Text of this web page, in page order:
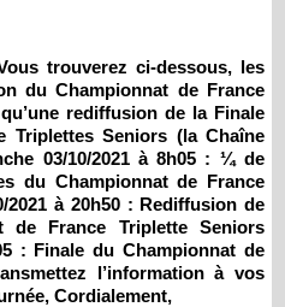
trouverez ci-dessous, les
du Championnat de France
rediffusion de la Finale
Triplettes Seniors (la Chaîne
03/10/2021 à 8h05 : ¼ de
du Championnat de France
2021 à 20h50 : Rediffusion de
de France Triplette Seniors
: Finale du Championnat de
l’information à vos
Cordialement,